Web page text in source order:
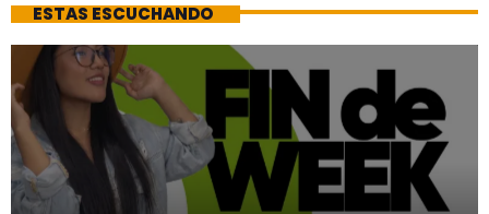
ESTAS ESCUCHANDO